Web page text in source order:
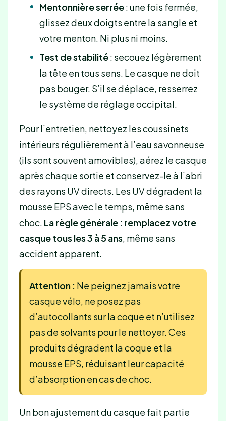
Mentonnière serrée: une fois fermée,
glissez deux doigts entre la sangle et
votre menton. Ni plus ni moins.
Test de stabilité: secouez légèrement
la tête en tous sens. Le casque ne doit
pas bouger. S’il se déplace, resserrez
le système de réglage occipital.
Pour l’entretien, nettoyez les coussinets
intérieurs régulièrement à l’eau savonneuse
(ils sont souvent amovibles), aérez le casque
après chaque sortie et conservez-le à l’abri
des rayons UV directs. Les UV dégradent la
mousse EPS avec le temps, même sans
choc. La règle générale : remplacez votre
casque tous les 3 à 5 ans, même sans
accident apparent.
Attention : Ne peignez jamais votre
casque vélo, ne posez pas
d’autocollants sur la coque et n’utilisez
pas de solvants pour le nettoyer. Ces
produits dégradent la coque et la
mousse EPS, réduisant leur capacité
d’absorption en cas de choc.
Un bon ajustement du casque fait partie